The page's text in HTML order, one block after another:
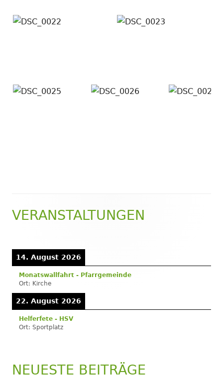
Haupt-
VERANSTALTUNGEN
14. August 2026
Monatswallfahrt - Pfarrgemeinde
Ort: Kirche
22. August 2026
Helferfete - HSV
Ort: Sportplatz
NEUESTE BEITRÄGE